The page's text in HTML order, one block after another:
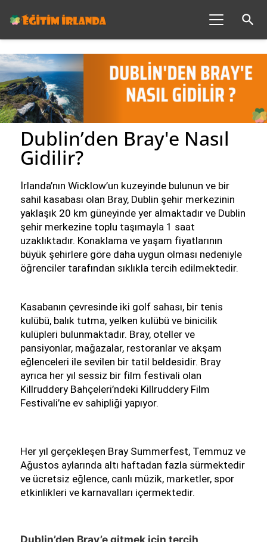
search
Dublin’den Bray'e Nasıl
Gidilir?
İrlanda’nın Wicklow’un kuzeyinde bulunun ve bir
sahil kasabası olan Bray, Dublin şehir merkezinin
yaklaşık 20 km güneyinde yer almaktadır ve Dublin
şehir merkezine toplu taşımayla 1 saat
uzaklıktadır. Konaklama ve yaşam fiyatlarının
büyük şehirlere göre daha uygun olması nedeniyle
öğrenciler tarafından sıklıkla tercih edilmektedir.
Kasabanın çevresinde iki golf sahası, bir tenis
kulübü, balık tutma, yelken kulübü ve binicilik
kulüpleri bulunmaktadır. Bray, oteller ve
pansiyonlar, mağazalar, restoranlar ve akşam
eğlenceleri ile sevilen bir tatil beldesidir. Bray
ayrıca her yıl sessiz bir film festivali olan
Killruddery Bahçeleri’ndeki Killruddery Film
Festivali’ne ev sahipliği yapıyor.
Her yıl gerçekleşen Bray Summerfest, Temmuz ve
Ağustos aylarında altı haftadan fazla sürmektedir
ve ücretsiz eğlence, canlı müzik, marketler, spor
etkinlikleri ve karnavalları içermektedir.